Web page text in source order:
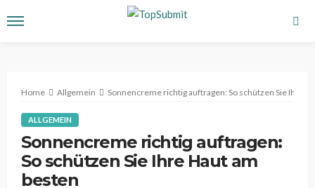
Home Allgemein Sonnencreme richtig auftragen: So schützen Sie Ihre
ALLGEMEIN
Sonnencreme richtig auftragen:
So schützen Sie Ihre Haut am
besten